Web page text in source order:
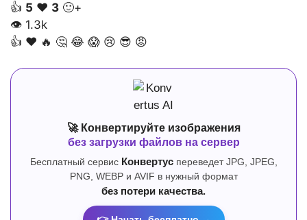
👍 5 ❤️ 3 🙂+
👁 1.3k
👍 ❤️ 🔥 🤔 😂 😱 😢 😎 😡
🚀 Конвертируйте изображения
без загрузки файлов на сервер
Бесплатный сервис Конвертуспереведет JPG, JPEG,
PNG, WEBP и AVIF в нужный формат
без потери качества.